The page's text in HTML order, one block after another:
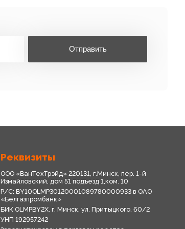
Отправить
Реквизиты
ООО «ВанТехТрэйд» 220131, г.Минск, пер. 1-й
Измайловский, дом 51 подъезд 1,ком. 10
Р/С: BY10OLMP30120001089780000933 в OАО
«Белгазпромбанк»
БИК OLMPBY2X. г. Минск, ул. Притыцкого, 60/2
УНП 192957242